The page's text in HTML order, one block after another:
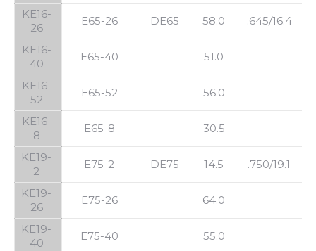
KE16-
26
E65-26 DE65 58.0 .645/16.4
KE16-
40
E65-40 51.0
KE16-
52
E65-52 56.0
KE16-
8
E65-8 30.5
KE19-
2
E75-2 DE75 14.5 .750/19.1
KE19-
26
E75-26 64.0
KE19-
40
E75-40 55.0